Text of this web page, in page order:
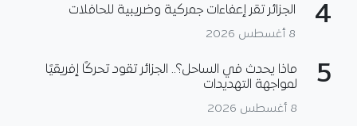
4 الجزائر تقر إعفاءات جمركية وضريبية للحافلات
8 أغسطس 2026
5
ماذا يحدث في الساحل؟.. الجزائر تقود تحركًا إفريقيًا
لمواجهة التهديدات
8 أغسطس 2026